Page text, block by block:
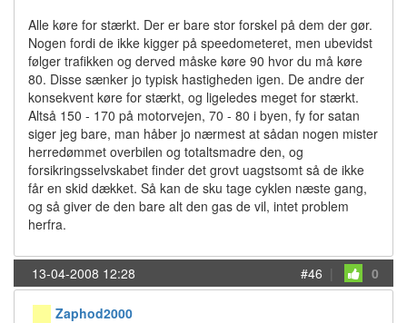
Alle køre for stærkt. Der er bare stor forskel på dem der gør.
Nogen fordi de ikke kigger på speedometeret, men ubevidst
følger trafikken og derved måske køre 90 hvor du må køre
80. Disse sænker jo typisk hastigheden igen. De andre der
konsekvent køre for stærkt, og ligeledes meget for stærkt.
Altså 150 - 170 på motorvejen, 70 - 80 i byen, fy for satan
siger jeg bare, man håber jo nærmest at sådan nogen mister
herredømmet overbilen og totaltsmadre den, og
forsikringsselvskabet finder det grovt uagstsomt så de ikke
får en skid dækket. Så kan de sku tage cyklen næste gang,
og så giver de den bare alt den gas de vil, intet problem
herfra.
13-04-2008 12:28 #46 | 0
Zaphod2000